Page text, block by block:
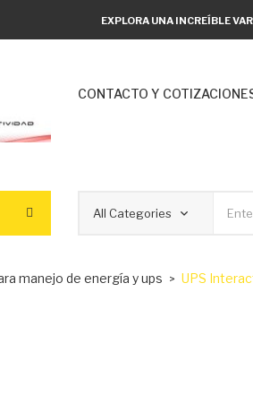
EXPLORA UNA INCREÍBLE
CONTACTO Y
manejo de energía y ups UPS